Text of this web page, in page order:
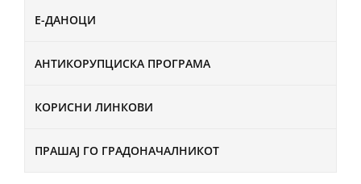
Е-ДАНОЦИ
АНТИКОРУПЦИСКА ПРОГРАМА
КОРИСНИ ЛИНКОВИ
ПРАШАЈ ГО ГРАДОНАЧАЛНИКОТ